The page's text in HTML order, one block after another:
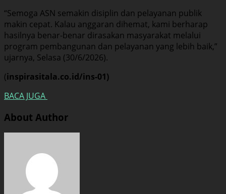
“Semoga ASN semakin disiplin dan pelayanan publik
makin cepat. Kalau anggaran dihemat, kami berharap
hasilnya benar-benar dirasakan masyarakat melalui
program pembangunan dan pelayanan yang lebih baik,”
ujarnya, Selasa (30/6/2026).
(inspirasitala.co.id/ins-01)
BACA JUGA
About Author